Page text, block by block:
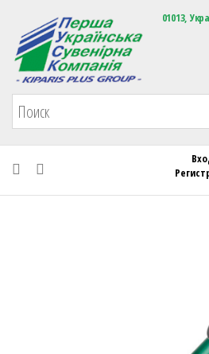
Первая Украинская Сувенирная
01013,